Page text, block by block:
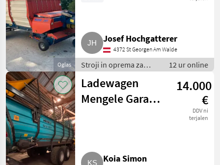
Avlesservogn
MARKETPLACE
Marketplace
Ponudbe
trgovcev
Mali
oglasi
Oglas
Josef Hochgatterer
4372 St Georgen Am Walde
Stroji in oprema za
žetev in spravilo /
Nakladalna prikolica
12 ur online
Ladewagen
Mengele Garant
14.000
€
DDV ni
terjalen
Koia Simon